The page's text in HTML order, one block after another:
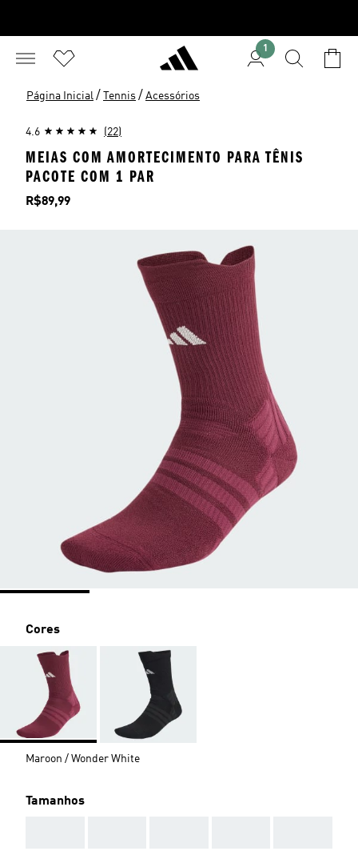
1
Página Inicial / Tennis / Acessórios
4.6 (22)
MEIAS COM AMORTECIMENTO PARA TÊNIS
PACOTE COM 1 PAR
Preço
R$89,99
Cores
Maroon / Wonder White
Tamanhos